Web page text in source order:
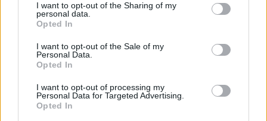
I want to opt-out of the Sharing of my
personal data.
Opted In
I want to opt-out of the Sale of my
Personal Data.
Opted In
I want to opt-out of processing my
Personal Data for Targeted Advertising.
Opted In